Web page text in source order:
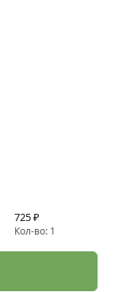
725 ₽
Кол-во: 1